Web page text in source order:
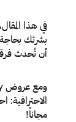
في هذا
بشرتك
أن تُحدث
مجاناً!